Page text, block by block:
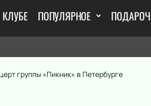
ПОПУЛЯРНОЕ
группы «Пикник» в Петербурге